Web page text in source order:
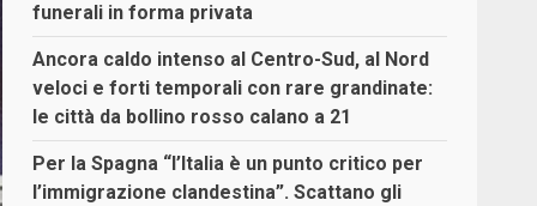
funerali in forma privata
Ancora caldo intenso al Centro-Sud, al Nord
veloci e forti temporali con rare grandinate:
le città da bollino rosso calano a 21
Per la Spagna “l’Italia è un punto critico per
l’immigrazione clandestina”. Scattano gli